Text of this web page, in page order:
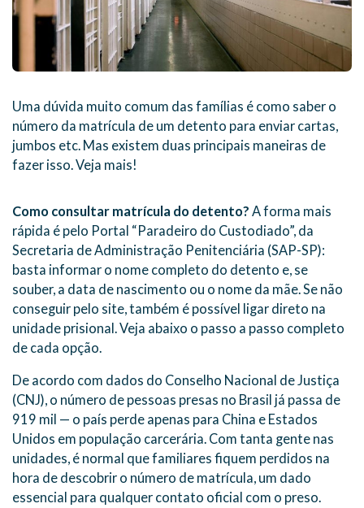
Uma dúvida muito comum das famílias é como saber o
número da matrícula de um detento para enviar cartas,
jumbos etc. Mas existem duas principais maneiras de
fazer isso. Veja mais!
Como consultar matrícula do detento? A forma mais
rápida é pelo Portal “Paradeiro do Custodiado”, da
Secretaria de Administração Penitenciária (SAP-SP):
basta informar o nome completo do detento e, se
souber, a data de nascimento ou o nome da mãe. Se não
conseguir pelo site, também é possível ligar direto na
unidade prisional. Veja abaixo o passo a passo completo
de cada opção.
De acordo com dados do Conselho Nacional de Justiça
(CNJ), o número de pessoas presas no Brasil já passa de
919 mil — o país perde apenas para China e Estados
Unidos em população carcerária. Com tanta gente nas
unidades, é normal que familiares fiquem perdidos na
hora de descobrir o número de matrícula, um dado
essencial para qualquer contato oficial com o preso.